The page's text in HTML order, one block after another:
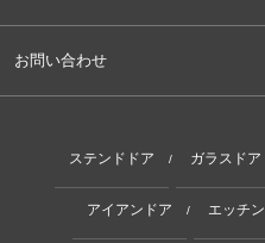
お問い合わせ
ステンドドア / ガラスドア
アイアンドア / エッチ